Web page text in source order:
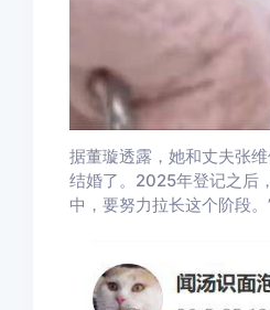
据董璇透露，她和丈夫张
结婚了。2025年登记之后
中，要努力拉长这个阶段。